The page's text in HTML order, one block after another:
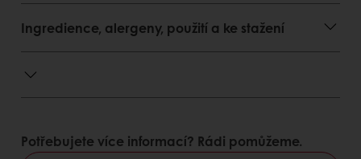
Ingredience, alergeny, použití a ke stažení
Potřebujete více informací? Rádi pomůžeme.